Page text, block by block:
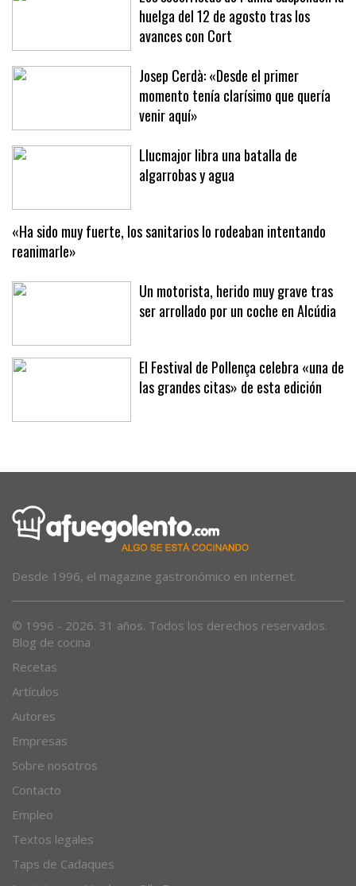
Los socorristas de Palma suspenden la
huelga del 12 de agosto tras los
avances con Cort
Josep Cerdà: «Desde el primer
momento tenía clarísimo que quería
venir aquí»
Llucmajor libra una batalla de
«Ha sido muy fuerte, los sanitarios lo rodeaban intentando
reanimarle»
Un motorista, herido muy grave tras
El Festival de Pollença celebra «una de
Blog de cocina
Recetas
Artículos
Autores
Empresas
Sobre nosotros
Contacto
Empleo
Textos legales